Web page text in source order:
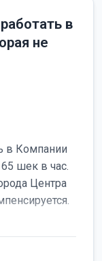
в
не
в Компании
шек в час.
Центра